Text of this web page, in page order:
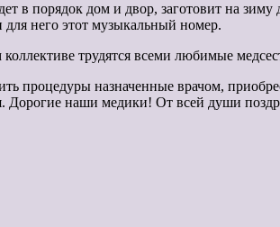
порядок дом и двор, заготовит на зиму
него этот музыкальный номер.
трудятся всеми любимые
назначенные врачом,
Дорогие наши медики! От всей души